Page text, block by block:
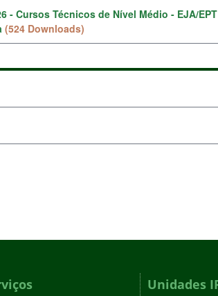
- Cursos Técnicos de Nível Médio - EJA/
(524 Downloads)
Unidades